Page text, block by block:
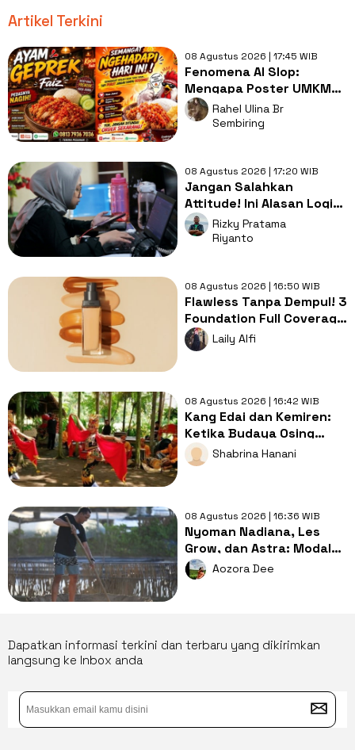
Artikel Terkini
08 Agustus 2026 | 17:45 WIB
Fenomena AI Slop:
Mengapa Poster UMKM
Makin Seragam dan Bikin
Kita Bosan?
Rahel Ulina Br
Sembiring
08 Agustus 2026 | 17:20 WIB
Jangan Salahkan
Attitude! Ini Alasan Logis
Kenapa Gen Z Susah Cari
Kerja
Rizky Pratama
Riyanto
08 Agustus 2026 | 16:50 WIB
Flawless Tanpa Dempul! 3
Foundation Full Coverage
Buat Tutupi Bekas
Jerawat
Laily Alfi
08 Agustus 2026 | 16:42 WIB
Kang Edai dan Kemiren:
Ketika Budaya Osing
Menjadi Jalan Menuju
Kesejahteraan Desa
Shabrina Hanani
08 Agustus 2026 | 16:36 WIB
Nyoman Nadiana, Les
Grow, dan Astra: Modal
Lokal VS Pendampingan
Tepat
Aozora Dee
Dapatkan informasi terkini dan terbaru yang dikirimkan
langsung ke Inbox anda